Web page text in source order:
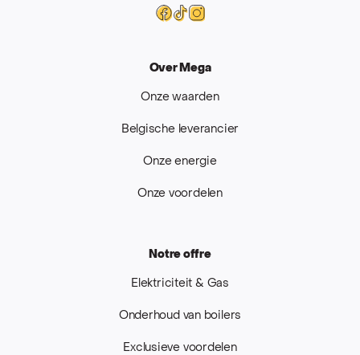
Facebook
Tiktok
Instagram
Over Mega
Onze waarden
Belgische leverancier
Onze energie
Onze voordelen
Notre offre
Elektriciteit & Gas
Onderhoud van boilers
Exclusieve voordelen